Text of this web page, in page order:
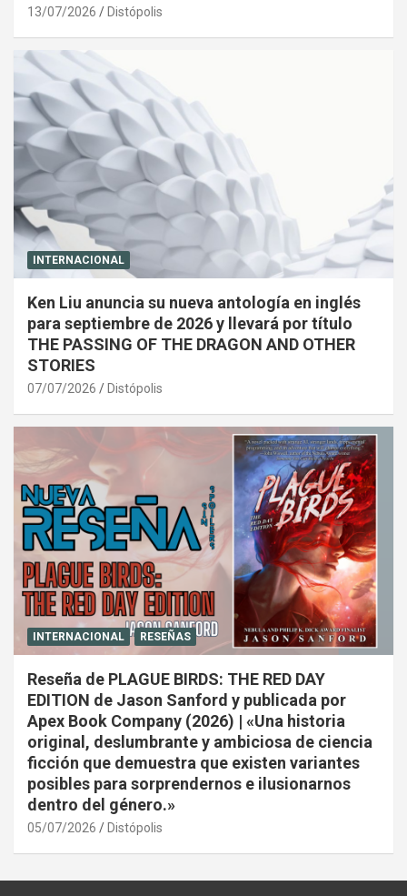
13/07/2026 Distópolis
INTERNACIONAL
Ken Liu anuncia su nueva antología en inglés
para septiembre de 2026 y llevará por título
THE PASSING OF THE DRAGON AND OTHER
STORIES
07/07/2026 Distópolis
INTERNACIONAL RESEÑAS
Reseña de PLAGUE BIRDS: THE RED DAY
EDITION de Jason Sanford y publicada por
Apex Book Company (2026) | «Una historia
original, deslumbrante y ambiciosa de ciencia
ficción que demuestra que existen variantes
posibles para sorprendernos e ilusionarnos
dentro del género.»
05/07/2026 Distópolis